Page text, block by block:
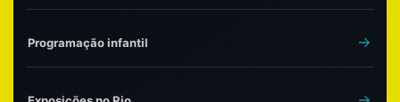
Programação infantil